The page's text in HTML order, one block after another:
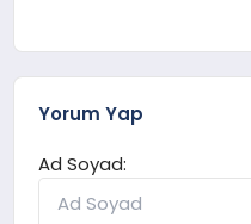
Yorum Yap
Ad Soyad: